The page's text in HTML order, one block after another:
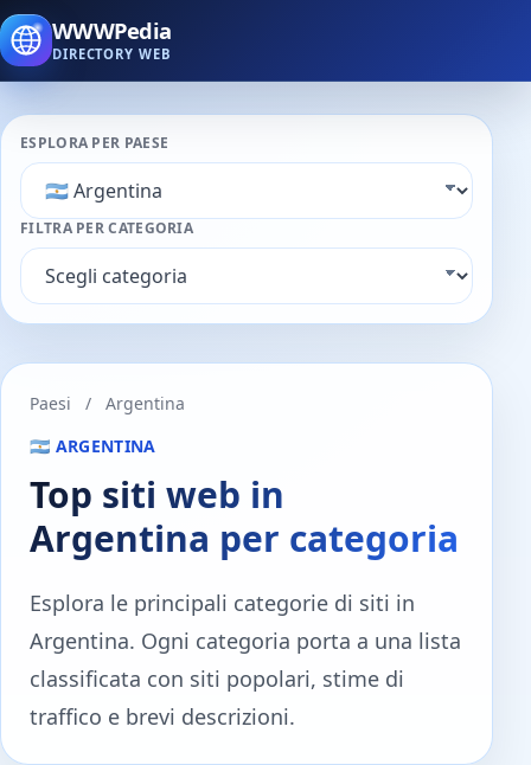
WWWPedia
DIRECTORY WEB
ESPLORA PER PAESE
FILTRA PER CATEGORIA
Paesi /
Argentina
🇦🇷 ARGENTINA
Top siti web in
Argentina per categoria
Esplora le principali categorie di siti in
Argentina. Ogni categoria porta a una lista
classificata con siti popolari, stime di
traffico e brevi descrizioni.